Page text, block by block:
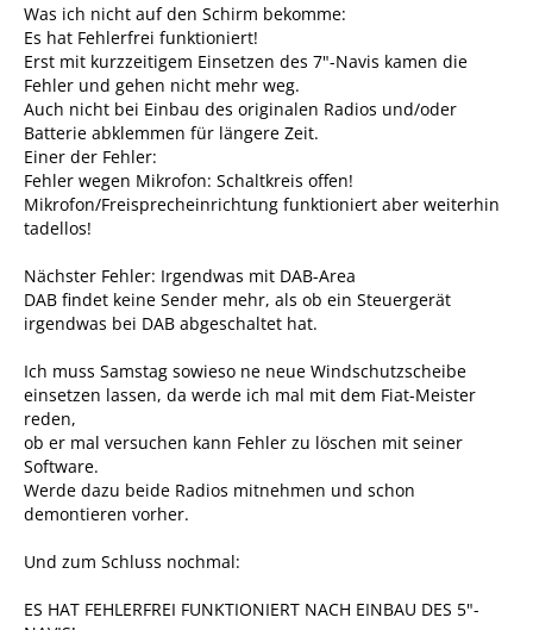
Was ich nicht auf den Schirm bekomme:
Es hat Fehlerfrei funktioniert!
Erst mit kurzzeitigem Einsetzen des 7"-Navis kamen die
Fehler und gehen nicht mehr weg.
Auch nicht bei Einbau des originalen Radios und/oder
Batterie abklemmen für längere Zeit.
Einer der Fehler:
Fehler wegen Mikrofon: Schaltkreis offen!
Mikrofon/Freisprecheinrichtung funktioniert aber weiterhin
tadellos!
Nächster Fehler: Irgendwas mit DAB-Area
DAB findet keine Sender mehr, als ob ein Steuergerät
irgendwas bei DAB abgeschaltet hat.
Ich muss Samstag sowieso ne neue Windschutzscheibe
einsetzen lassen, da werde ich mal mit dem Fiat-Meister
reden,
ob er mal versuchen kann Fehler zu löschen mit seiner
Software.
Werde dazu beide Radios mitnehmen und schon
demontieren vorher.
Und zum Schluss nochmal:
ES HAT FEHLERFREI FUNKTIONIERT NACH EINBAU DES 5"-